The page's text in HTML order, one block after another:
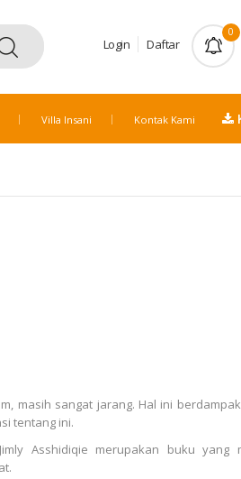
Login Daftar
0
Villa Insani Kontak Kami
masih sangat jarang. Hal ini
tentang ini.
Asshidiqie merupakan buku yang